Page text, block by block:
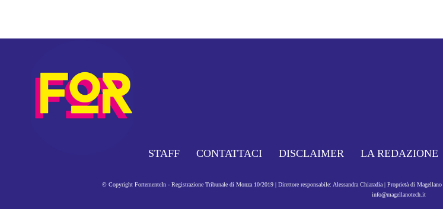
STAFF CONTATTACI DISCLAIMER LA REDAZIONE
© Copyright FortementeIn - Registrazione Tribunale di Monza 10/2019 | Direttore responsabile: Alessandra Chiaradia | Proprietà di
info@magellanotech.it